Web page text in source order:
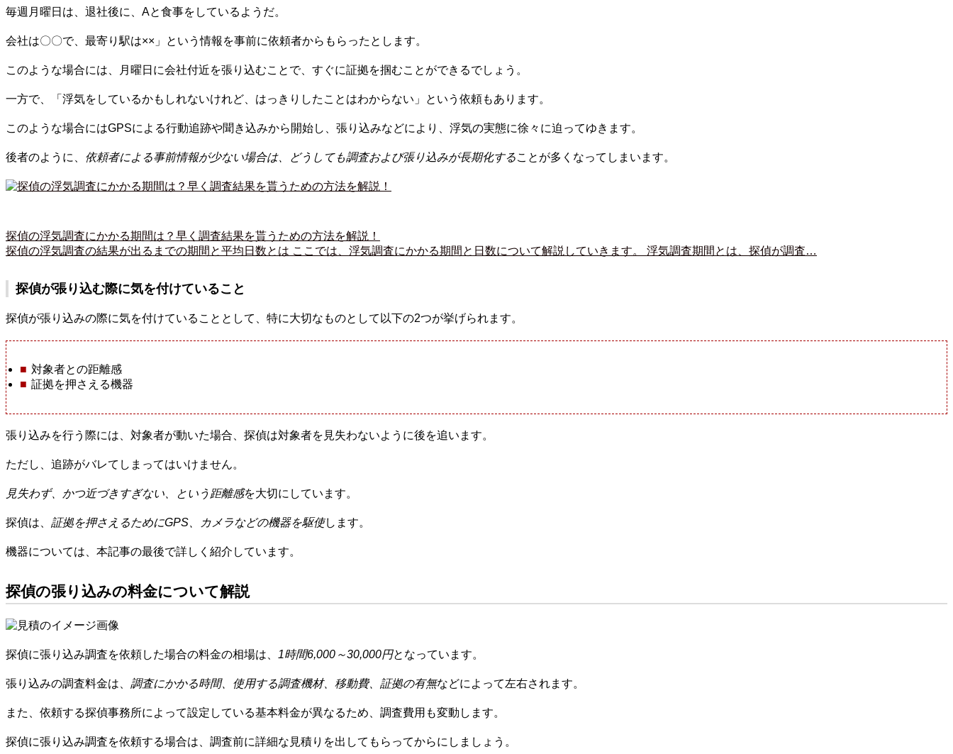
毎週月曜日は、退社後に、Aと食事をしているようだ。
会社は〇〇で、最寄り駅は××」という情報を事前に依頼者からもらったとします。
このような場合には、月曜日に会社付近を張り込むことで、すぐに証拠を掴むことができるでしょう。
一方で、「浮気をしているかもしれないけれど、はっきりしたことはわからない」という依頼もあります。
このような場合にはGPSによる行動追跡や聞き込みから開始し、張り込みなどにより、浮気の実態に徐々に迫ってゆきます。
後者のように、 依頼者による事前情報が少ない場合は、どうしても調査および張り込みが長期化することが多くなってしまいます。
探偵の浮気調査にかかる期間は？早く調査結果を貰うための方法を解説！
探偵の浮気調査の結果が出るまでの期間と平均日数とは ここでは、浮気調査にかかる期間と日数について解説していきます。 浮気調査期間とは、探偵が調査…
探偵が張り込む際に気を付けていること
探偵が張り込みの際に気を付けていることとして、特に大切なものとして以下の2つが挙げられます。
対象者との距離感
証拠を押さえる機器
張り込みを行う際には、対象者が動いた場合、探偵は対象者を見失わないように後を追います。
ただし、追跡がバレてしまってはいけません。
見失わず、かつ近づきすぎない、という距離感を大切にしています。
探偵は、 証拠を押さえるためにGPS、カメラなどの機器を駆使します。
機器については、本記事の最後で詳しく紹介しています。
探偵の張り込みの料金について解説
探偵に張り込み調査を依頼した場合の料金の相場は、 1時間6,000～30,000円となっています。
張り込みの調査料金は、 調査にかかる時間、使用する調査機材、移動費、証拠の有無などによって左右されます。
また、依頼する探偵事務所によって設定している基本料金が異なるため、調査費用も変動します。
探偵に張り込み調査を依頼する場合は、調査前に詳細な見積りを出してもらってからにしましょう。